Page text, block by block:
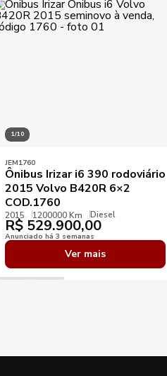
1/10
JEM1760
Ônibus Irizar i6 390 rodoviário
2015 Volvo B420R 6×2
COD.1760
2015 1200000 Km Diesel
R$ 529.900,00
Anunciado há 3 semanas
Ver mais